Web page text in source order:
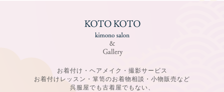
お着付け・ヘアメイク・撮影サービス
お着付けレッスン・箪笥のお着物相談・小物販売など
呉服屋でも古着屋でもない、